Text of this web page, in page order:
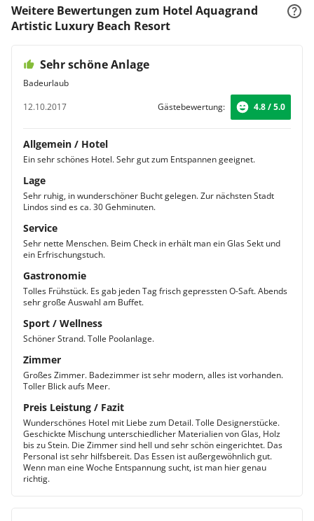
Weitere Bewertungen zum Hotel Aquagrand
Artistic Luxury Beach Resort
Sehr schöne Anlage
Badeurlaub
12.10.2017
Gästebewertung: 4.8 / 5.0
Allgemein / Hotel
Ein sehr schönes Hotel. Sehr gut zum Entspannen geeignet.
Lage
Sehr ruhig, in wunderschöner Bucht gelegen. Zur nächsten Stadt
Lindos sind es ca. 30 Gehminuten.
Service
Sehr nette Menschen. Beim Check in erhält man ein Glas Sekt und
ein Erfrischungstuch.
Gastronomie
Tolles Frühstück. Es gab jeden Tag frisch gepressten O-Saft. Abends
sehr große Auswahl am Buffet.
Sport / Wellness
Schöner Strand. Tolle Poolanlage.
Zimmer
Großes Zimmer. Badezimmer ist sehr modern, alles ist vorhanden.
Toller Blick aufs Meer.
Preis Leistung / Fazit
Wunderschönes Hotel mit Liebe zum Detail. Tolle Designerstücke.
Geschickte Mischung unterschiedlicher Materialien von Glas, Holz
bis zu Stein. Die Zimmer sind hell und sehr schön eingerichtet. Das
Personal ist sehr hilfsbereit. Das Essen ist außergewöhnlich gut.
Wenn man eine Woche Entspannung sucht, ist man hier genau
richtig.